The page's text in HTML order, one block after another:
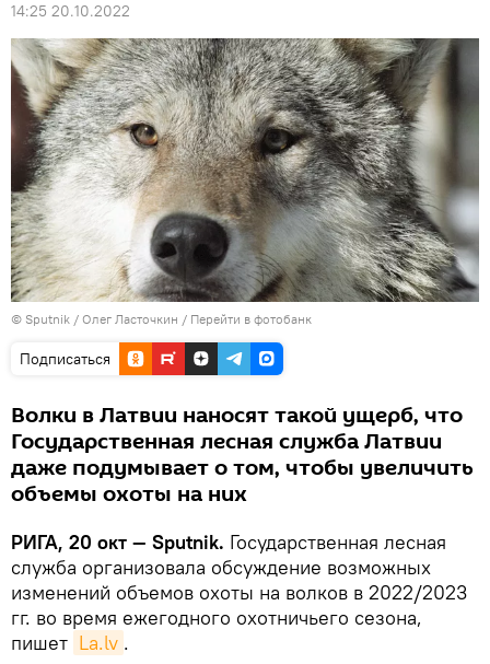
14:25 20.10.2022
© Sputnik / Олег Ласточкин / Перейти в фотобанк
Подписаться
Волки в Латвии наносят такой ущерб, что
Государственная лесная служба Латвии
даже подумывает о том, чтобы увеличить
объемы охоты на них
РИГА, 20 окт — Sputnik. Государственная лесная
служба организовала обсуждение возможных
изменений объемов охоты на волков в 2022/2023
гг. во время ежегодного охотничьего сезона,
пишет La.lv .